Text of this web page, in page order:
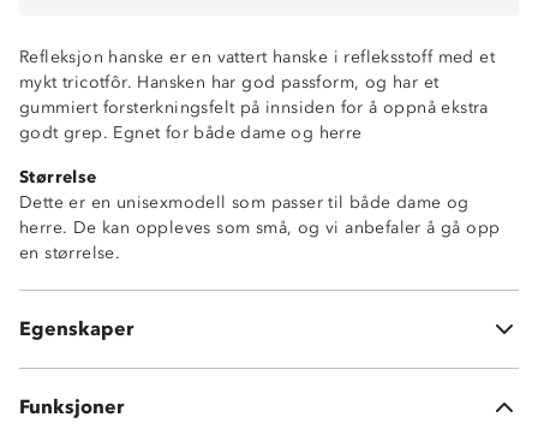
Refleksjon hanske er en vattert hanske i refleksstoff med et
mykt tricotfôr. Hansken har god passform, og har et
gummiert forsterkningsfelt på innsiden for å oppnå ekstra
godt grep. Egnet for både dame og herre
Størrelse
Dette er en unisexmodell som passer til både dame og
herre. De kan oppleves som små, og vi anbefaler å gå opp
en størrelse.
Egenskaper
Vindtett
Lett vannavstøtende
Refleksmateriale på hele fremsiden av hansken
Funksjoner